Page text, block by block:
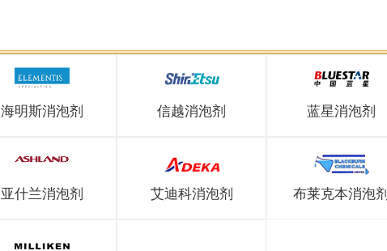
海明斯消泡剂 信越消泡剂 蓝星消泡剂
亚什兰消泡剂 艾迪科消泡剂 布莱克本消泡剂